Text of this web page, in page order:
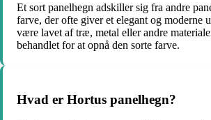
Et sort panelhegn adskiller sig fra andre
farve, der ofte giver et elegant og moderne
være lavet af træ, metal eller andre
behandlet for at opnå den sorte farve.
Hvad er Hortus panelhegn?